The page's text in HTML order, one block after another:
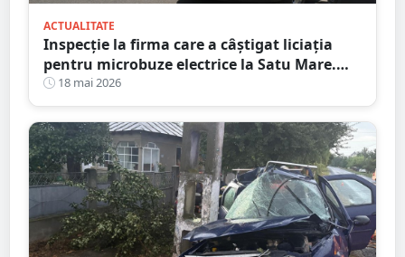
ACTUALITATE
Inspecție la firma care a câștigat liciația
pentru microbuze electrice la Satu Mare.
Consiliul Concurenței a intrat pe fir
18 mai 2026